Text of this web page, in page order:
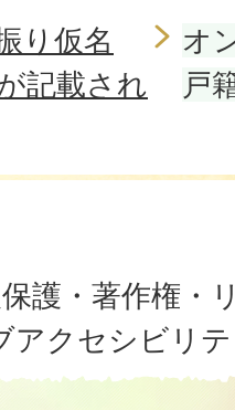
り仮名
記載され
オ
戸
護・著作権・
アクセシビリ